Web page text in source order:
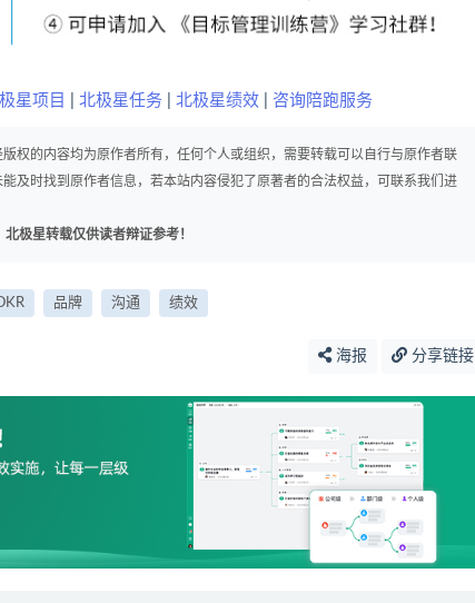
星项目 北极星任务 北极星绩效| 咨询陪跑服务
权的内容均为原作者所有，任何个人或组织，需要转载可以自行与原作者联
及时找到原作者信息，若本站内容侵犯了原著者的合法权益，可联系我们进
极星转载仅供读者辩证参考！
品牌 沟通 绩效
海报 分享链接